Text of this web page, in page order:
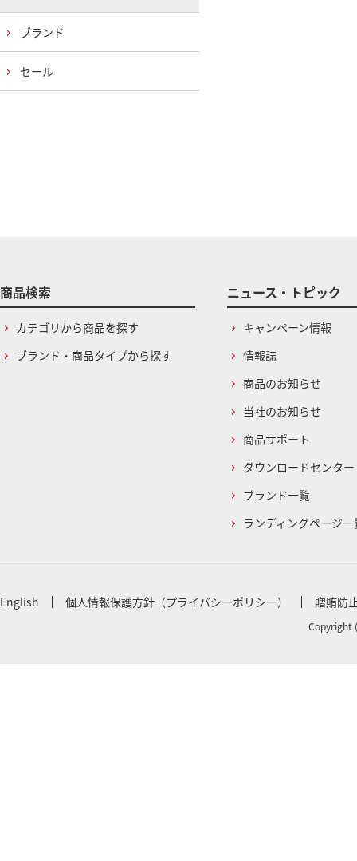
ブランド
セール
商品検索
カテゴリから商品を探す
ブランド・商品タイプから探す
ニュース・トピック
キャンペーン情報
情報誌
商品のお知らせ
当社のお知らせ
商品サポート
ダウンロードセンター
ブランド一覧
ランディングページ一
English 個人情報保護方針（プライバシーポリシー） 贈賄防
Copyright